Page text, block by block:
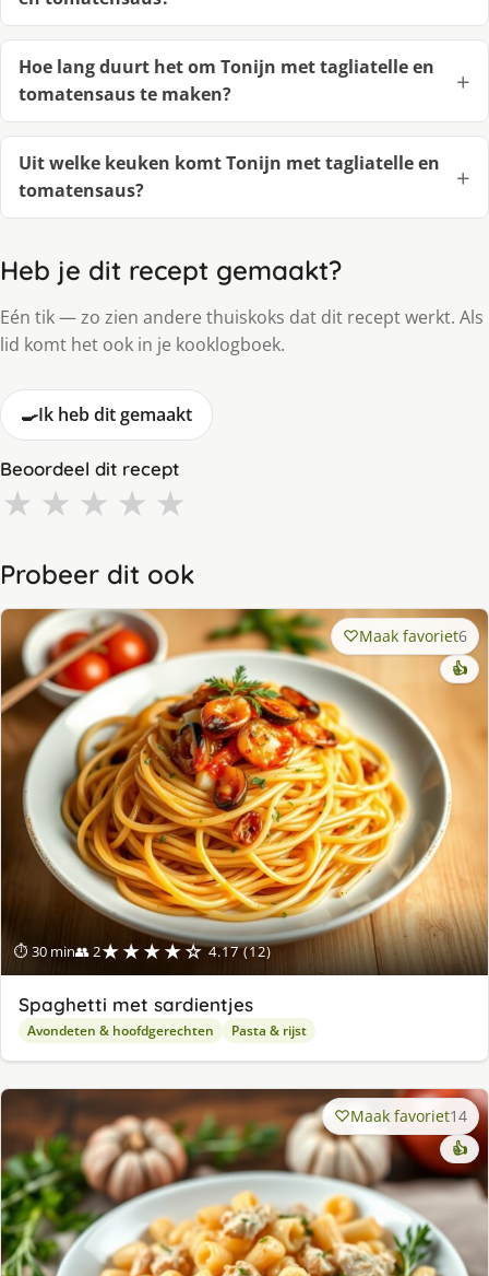
Hoe lang duurt het om Tonijn met tagliatelle en
tomatensaus te maken?
Uit welke keuken komt Tonijn met tagliatelle en
tomatensaus?
Heb je dit recept gemaakt?
Eén tik — zo zien andere thuiskoks dat dit recept werkt. Als
lid komt het ook in je kooklogboek.
🍳Ik heb dit gemaakt
Beoordeel dit recept
★ ★ ★ ★ ★
Probeer dit ook
⏱ 30 min👥 2★★★★☆ 4.17 (12)
Maak favoriet6
👍
Spaghetti met sardientjes
Avondeten & hoofdgerechten Pasta & rijst
Maak favoriet14
👍